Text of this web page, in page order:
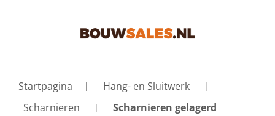
Startpagina
Hang- en Sluitwerk
Scharnieren
Scharnieren gelagerd